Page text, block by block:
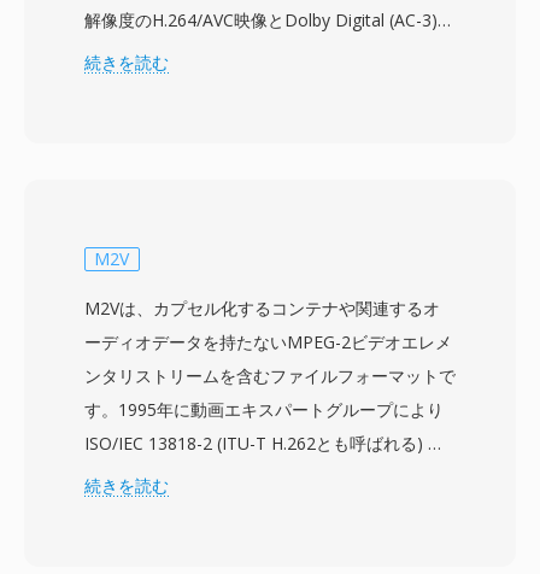
解像度のH.264/AVC映像とDolby Digital (AC-3)
またはLPCMオーディオを搭載するMPEG-2トラ
とは区別されます。Sony、Panasonic、Canon
フェッショナルカムコーダーは、メモリカードや
内部ストレージ上の構造化されたディレクトリ階
層にMTSファイルを書き込み、カメラ内再生用
にクリップを整理するインデックスファイルやプ
レイリストファイルを併記します。トランスポー
トストリームパッケージングには、音声と映像の
続きを読む
M2V
M2Vは、カプセル化するコンテナや関連するオ
ーディオデータを持たないMPEG-2ビデオエレメ
ンタリストリームを含むファイルフォーマットで
す。1995年に動画エキスパートグループにより
ISO/IEC 13818-2 (ITU-T H.262とも呼ばれる) の
一部として標準化されたM2Vは、MPEG-2プログ
続きを読む